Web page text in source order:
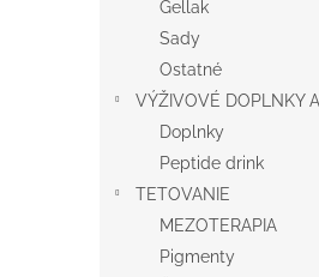
Gellak
Sady
Ostatné
VÝŽIVOVÉ DOPLNKY
Doplnky
Peptide drink
TETOVANIE
MEZOTERAPIA
Pigmenty